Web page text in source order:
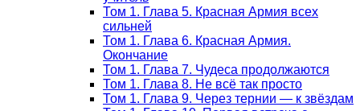
Том 1. Глава 5. Красная Армия всех
сильней
Том 1. Глава 6. Красная Армия.
Окончание
Том 1. Глава 7. Чудеса продолжаются
Том 1. Глава 8. Не всё так просто
Том 1. Глава 9. Через тернии — к звёздам